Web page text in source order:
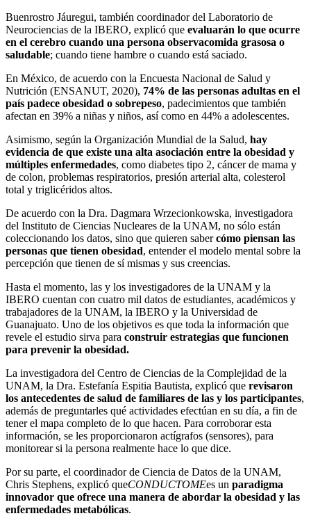
Buenrostro Jáuregui, también coordinador del Laboratorio de
Neurociencias de la IBERO, explicó que evaluarán lo que ocurre
en el cerebro cuando una persona observacomida grasosa o
saludable; cuando tiene hambre o cuando está saciado.
En México, de acuerdo con la Encuesta Nacional de Salud y
Nutrición (ENSANUT, 2020), 74% de las personas adultas en el
país padece obesidad o sobrepeso, padecimientos que también
afectan en 39% a niñas y niños, así como en 44% a adolescentes.
Asimismo, según la Organización Mundial de la Salud, hay
evidencia de que existe una alta asociación entre la obesidad y
múltiples enfermedades, como diabetes tipo 2, cáncer de mama y
de colon, problemas respiratorios, presión arterial alta, colesterol
total y triglicéridos altos.
De acuerdo con la Dra. Dagmara Wrzecionkowska, investigadora
del Instituto de Ciencias Nucleares de la UNAM, no sólo están
coleccionando los datos, sino que quieren sabercómo piensan las
personas que tienen obesidad, entender el modelo mental sobre la
percepción que tienen de sí mismas y sus creencias.
Hasta el momento, las y los investigadores de la UNAM y la
IBERO cuentan con cuatro mil datos de estudiantes, académicos y
trabajadores de la UNAM, la IBERO y la Universidad de
Guanajuato. Uno de los objetivos es que toda la información que
revele el estudio sirva para construir estrategias que funcionen
para prevenir la obesidad.
La investigadora del Centro de Ciencias de la Complejidad de la
UNAM, la Dra. Estefanía Espitia Bautista, explicó que revisaron
los antecedentes de salud de familiares de las y los participantes,
además de preguntarles qué actividades efectúan en su día, a fin de
tener el mapa completo de lo que hacen. Para corroborar esta
información, se les proporcionaron actígrafos (sensores), para
monitorear si la persona realmente hace lo que dice.
Por su parte, el coordinador de Ciencia de Datos de la UNAM,
Chris Stephens, explicó queCONDUCTOMEes un paradigma
innovador que ofrece una manera de abordar la obesidad y las
enfermedades metabólicas.